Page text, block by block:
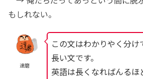
もしれない。
達磨
この文はわかりやく分
長い文です。
英語は長くなればんるほ